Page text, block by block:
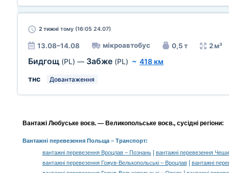
2 тижні тому (16:05 24.07)
13.08–14.08 мікроавтобус 0,5 т 2 м³
Бидгощ (PL) — Забже (PL) ~ 418 км
тнс
Довантаження
Вантажі Любуське воєв. — Великопольське воєв., сусідні регіони:
Вантажні перевезення Польща– Транспорт:
вантажні перевезення Вроцлав – Познань|
вантажні перевезення
вантажні перевезення Гожув-Велькопольські – Вроцлав|
вантажні